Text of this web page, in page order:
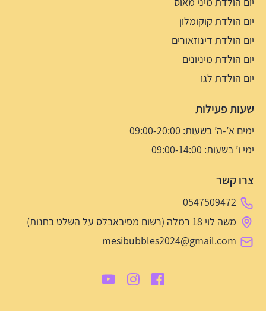
יום הולדת קוקומלון
יום הולדת דינוזאורים
יום הולדת מיניונים
יום הולדת לגו
שעות פעילות
ימים א’-ה’ בשעות: 09:00-20:00
ימי ו’ בשעות: 09:00-14:00
צרו קשר
0547509472
משה לוי 18 רמלה (רשום מסיבאבלס על השלט בחנות)
mesibubbles2024@gmail.com